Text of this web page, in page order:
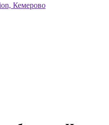
Кемерово